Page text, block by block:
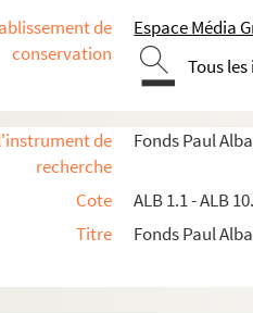
de
conservation
Espace Média
Tous
de
recherche
Fonds Paul
Cote
ALB 1.1 - ALB
Titre
Fonds Paul
estudiantins et professionnels
littéraires de Paul Albarel
de Paul Albarel
chansons